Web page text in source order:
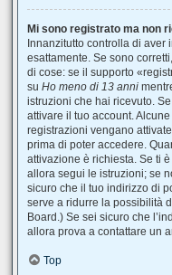
Mi sono registrato ma non
Innanzitutto controlla di aver
esattamente. Se sono
di cose: se il supporto
su Ho meno di 13 anni
istruzioni che hai ricevuto.
attivare il tuo account.
registrazioni vengano
prima di poter accedere.
attivazione è richiesta. Se ti
allora segui le istruzioni; se
sicuro che il tuo indirizzo di
serve a ridurre la possibilità
Board.) Se sei sicuro che
allora prova a contattare un
Top